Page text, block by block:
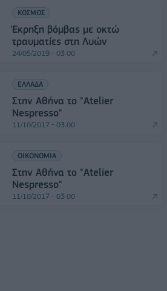
ΚΟΣΜΟΣ
Έκρηξη βόμβας με οκτώ
τραυματίες στη Λυών
24/05/2019 - 03:00
ΕΛΛΑΔΑ
Στην Αθήνα το "Atelier
Nespresso"
11/10/2017 - 03:00
ΟΙΚΟΝΟΜΙΑ
Στην Αθήνα το "Atelier
Nespresso"
11/10/2017 - 03:00